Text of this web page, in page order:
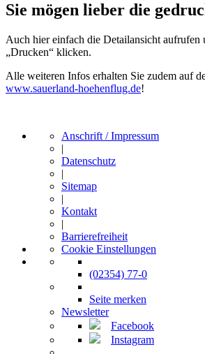
Sie mögen lieber die
Auch hier einfach die Detailansicht aufrufen
„Drucken“ klicken.
Alle weiteren Infos erhalten Sie zudem auf
www.sauerland-hoehenflug.de!
Anschrift / Impressum
|
Datenschutz
|
Sitemap
|
Kontakt
|
Barrierefreiheit
Cookie Einstellungen
(02354) 77-0
Seite merken
Newsletter
Facebook
Instagram